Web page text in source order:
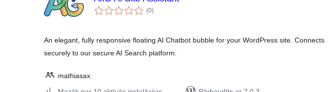
(0vērtējumu
kopsumma
)
An elegant, fully responsive floating AI Chatbot bubble for your WordPress site. Connects
securely to our secure AI Search platform.
mathiasax